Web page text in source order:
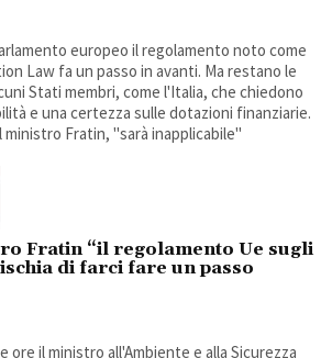
europeo il regolamento noto come
Law fa un passo in avanti. Ma restano le
Stati membri, come l'Italia, che chiedono
e una certezza sulle dotazioni finanziarie.
Fratin, "sarà inapplicabile"
Fratin “il regolamento Ue sugli
di farci fare un passo
ore il ministro all'Ambiente e alla Sicurezza